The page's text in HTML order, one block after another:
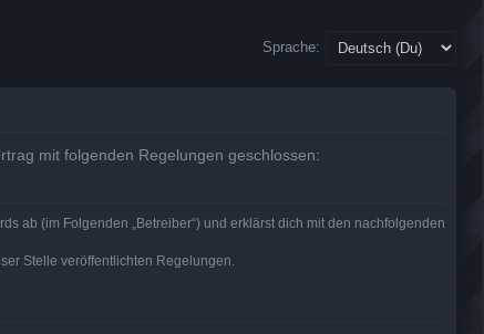
Sprache:
mit folgenden Regelungen geschlossen:
ab (im Folgenden „Betreiber“) und erklärst dich mit den nachfolgenden
Stelle veröffentlichten Regelungen.